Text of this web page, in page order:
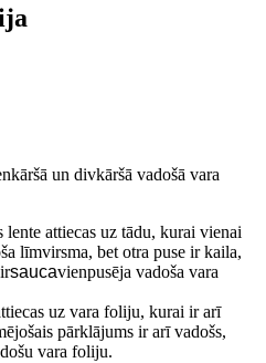
un divkāršā vadošā vara
attiecas uz tādu, kurai vienai
līmvirsma, bet otra puse ir kaila,
saucavienpusēja vadoša vara
uz vara foliju, kurai ir arī
pārklājums ir arī vadošs,
vara foliju.